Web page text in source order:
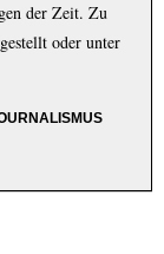
der Zeit. Zu
oder unter